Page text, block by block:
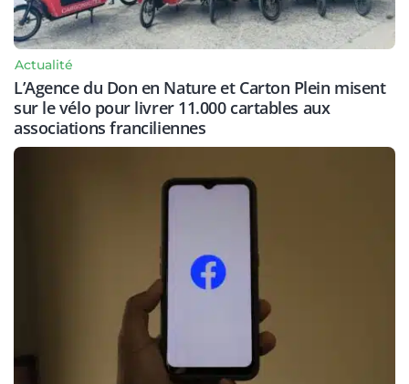
Actualité
L’Agence du Don en Nature et Carton Plein misent
sur le vélo pour livrer 11.000 cartables aux
associations franciliennes